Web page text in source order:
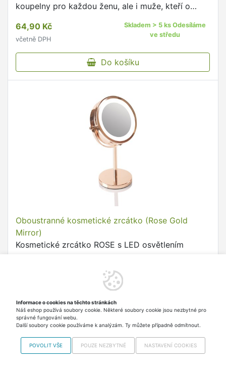
koupelny pro každou ženu, ale i muže, kteří o
64,90 Kč
včetně DPH
Skladem > 5 ks Odesíláme
ve středu
Do košíku
Oboustranné kosmetické zrcátko (Rose Gold
Mirror)
Kosmetické zrcátko ROSE s LED osvětlením
Do košíku
Informace o cookies na těchto stránkách
Náš eshop používá soubory cookie. Některé soubory cookie jsou nezbytné pro
správné fungování webu.
Další soubory cookie používáme k analýzám. Ty můžete případně odmítnout.
POVOLIT VŠE POUZE NEZBYTNÉ NASTAVENÍ COOKIES